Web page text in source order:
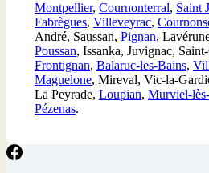
Montpellier, Cournonterral, Saint
Fabrègues, Villeveyrac,
André, Saussan, Pignan,
Poussan, Issanka, Juvignac,
Frontignan, Balaruc-les-Bains,
Maguelone, Mireval, Vic-la-
La Peyrade, Loupian, Murviel-
Pézenas.